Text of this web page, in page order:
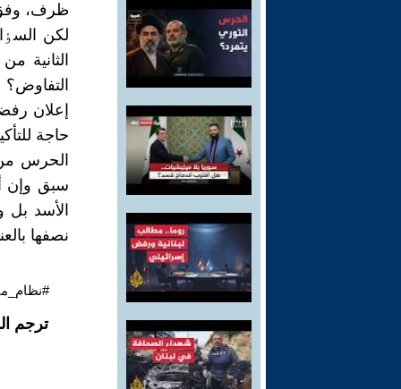
ظرف، وفق
لکن
إعلان
حاجة
الحرس
سبق وإن
الأسد
نصفها
ترجم